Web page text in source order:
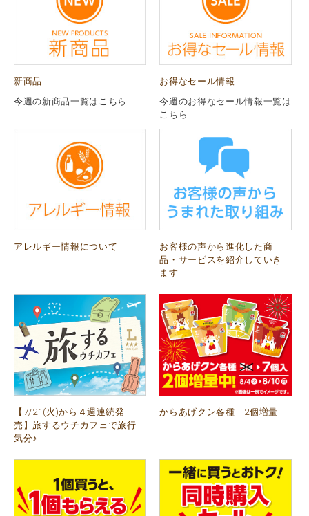
新商品
今週の新商品一覧はこちら
お得なセール情報
今週のお得なセール情報一覧は
こちら
アレルギー情報について
お客様の声から進化した商
品・サービスを紹介していき
ます
【7/21(火)から４週連続発
売】旅するウチカフェで旅行
気分♪
からあげクン各種 2個増量